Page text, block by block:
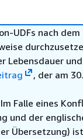
UDFs nach dem
Lebensdauer
, der am
Falle eines
und der
Übersetzung)